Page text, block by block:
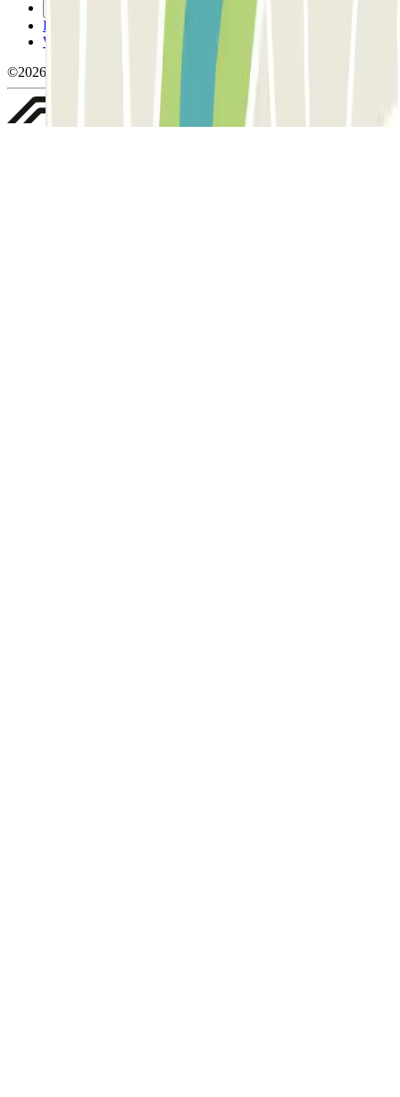
Politique de confidentialité
Whistleblowing
©2026 Parclick. Tous droits réservés